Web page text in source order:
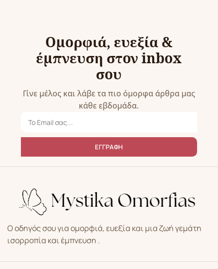
Ομορφιά, ευεξία &
έμπνευση στον inbox
σου
Γίνε μέλος και λάβε τα πιο όμορφα άρθρα μας
κάθε εβδομάδα.
ΕΓΓΡΑΦΗ
Ο οδηγός σου για ομορφιά, ευεξία και μια ζωή γεμάτη
ισορροπία και έμπνευση .